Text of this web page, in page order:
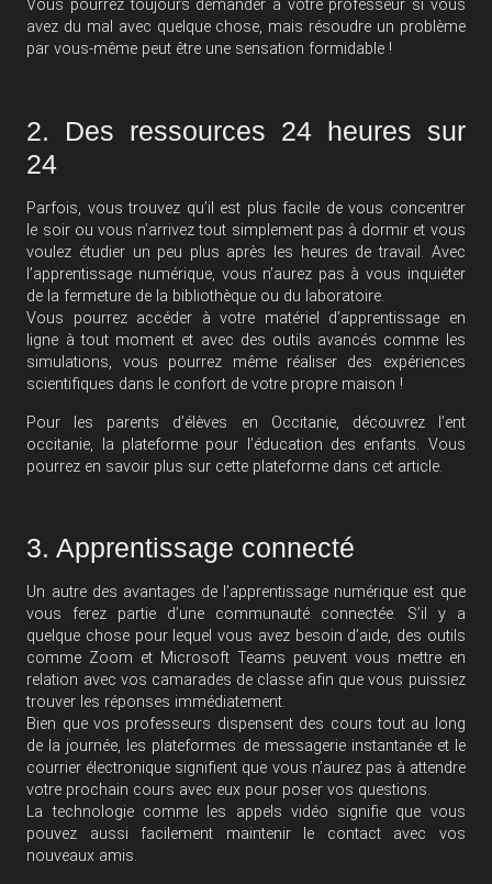
Vous pourrez toujours demander à votre professeur si vous
avez du mal avec quelque chose, mais résoudre un problème
par vous-même peut être une sensation formidable !
2. Des ressources 24 heures sur
24
Parfois, vous trouvez qu’il est plus facile de vous concentrer
le soir ou vous n’arrivez tout simplement pas à dormir et vous
voulez étudier un peu plus après les heures de travail. Avec
l’apprentissage numérique, vous n’aurez pas à vous inquiéter
de la fermeture de la bibliothèque ou du laboratoire.
Vous pourrez accéder à votre matériel d’apprentissage en
ligne à tout moment et avec des outils avancés comme les
simulations, vous pourrez même réaliser des expériences
scientifiques dans le confort de votre propre maison !
Pour les parents d’élèves en Occitanie, découvrez l’ent
occitanie, la plateforme pour l’éducation des enfants. Vous
pourrez en savoir plus sur cette plateforme dans cet article.
3. Apprentissage connecté
Un autre des avantages de l’apprentissage numérique est que
vous ferez partie d’une communauté connectée. S’il y a
quelque chose pour lequel vous avez besoin d’aide, des outils
comme Zoom et Microsoft Teams peuvent vous mettre en
relation avec vos camarades de classe afin que vous puissiez
trouver les réponses immédiatement.
Bien que vos professeurs dispensent des cours tout au long
de la journée, les plateformes de messagerie instantanée et le
courrier électronique signifient que vous n’aurez pas à attendre
votre prochain cours avec eux pour poser vos questions.
La technologie comme les appels vidéo signifie que vous
pouvez aussi facilement maintenir le contact avec vos
nouveaux amis.